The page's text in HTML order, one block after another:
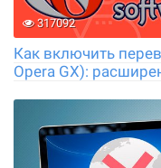
317092
Как включить
Opera GX):